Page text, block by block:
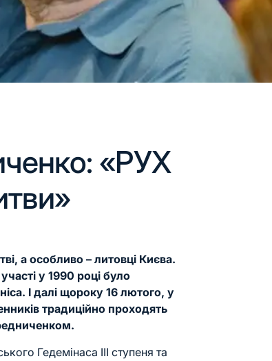
«РУХ
а особливо – литовці Києва.
у 1990 році було
І далі щороку 16 лютого, у
традиційно проходять
Гедемінаса ІІІ ступеня та